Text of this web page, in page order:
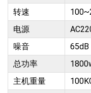
转速
电源
噪音
65dB
总功率
主机重量